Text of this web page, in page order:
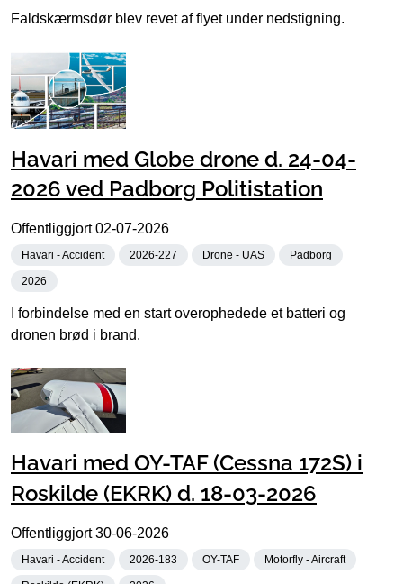
Faldskærmsdør blev revet af flyet under nedstigning.
Havari med Globe drone d. 24-04-
2026 ved Padborg Politistation
Offentliggjort02-07-2026
Havari - Accident 2026-227 Drone - UAS Padborg
2026
I forbindelse med en start overophedede et batteri og
dronen brød i brand.
Havari med OY-TAF (Cessna 172S) i
Roskilde (EKRK) d. 18-03-2026
Offentliggjort30-06-2026
Havari - Accident 2026-183 OY-TAF Motorfly - Aircraft